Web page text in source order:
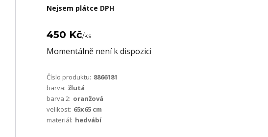
Nejsem plátce DPH
450 Kč/ks
Momentálně není k dispozici
Číslo produktu: 8866181
barva: žlutá
barva 2: oranžová
velikost: 65x65 cm
materiál: hedvábí